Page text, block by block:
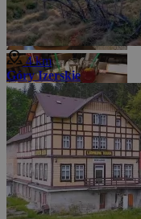
4 km
Góry Izerskie